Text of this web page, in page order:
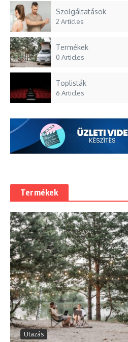
Szolgáltatások
2 Articles
Termékek
0 Articles
Toplisták
6 Articles
Termékek
Utazás